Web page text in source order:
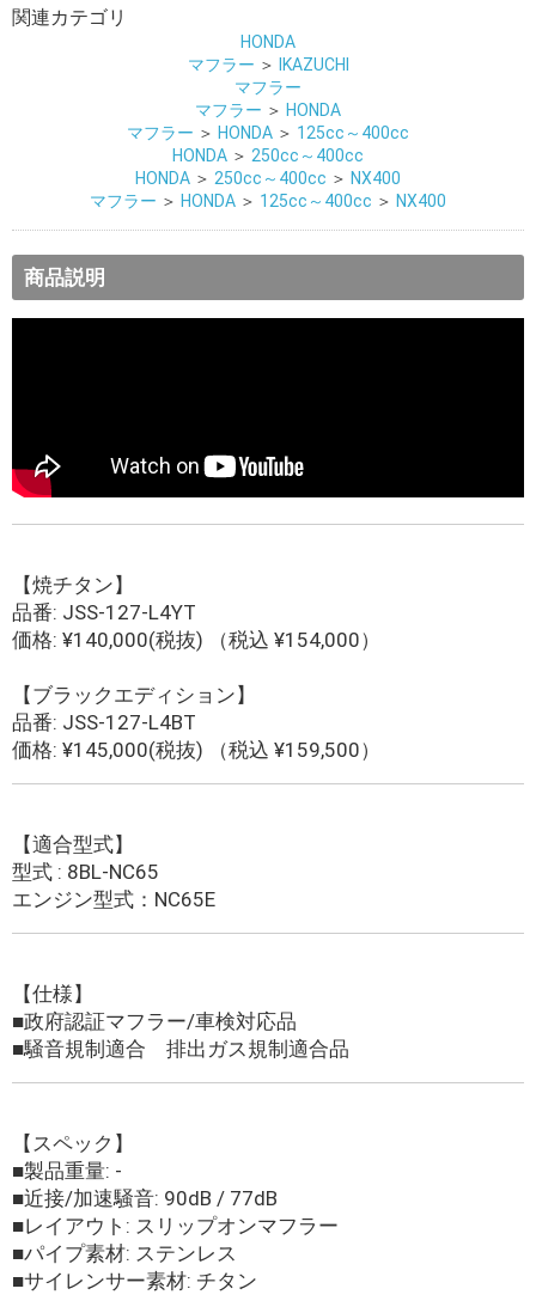
関連カテゴリ
HONDA
マフラー ＞
IKAZUCHI
マフラー
マフラー ＞ HONDA
マフラー ＞ HONDA ＞ 125cc～400cc
HONDA ＞ 250cc～400cc
HONDA ＞ 250cc～400cc ＞ NX400
マフラー ＞ HONDA ＞ 125cc～400cc ＞ NX400
商品説明
【焼チタン】
品番: JSS-127-L4YT
価格: ¥140,000(税抜) （税込 ¥154,000）
【ブラックエディション】
品番: JSS-127-L4BT
価格: ¥145,000(税抜) （税込 ¥159,500）
【適合型式】
型式 : 8BL-NC65
エンジン型式：NC65E
【仕様】
■政府認証マフラー/車検対応品
■騒音規制適合 排出ガス規制適合品
【スペック】
■製品重量: -
■近接/加速騒音: 90dB / 77dB
■レイアウト: スリップオンマフラー
■パイプ素材: ステンレス
■サイレンサー素材: チタン